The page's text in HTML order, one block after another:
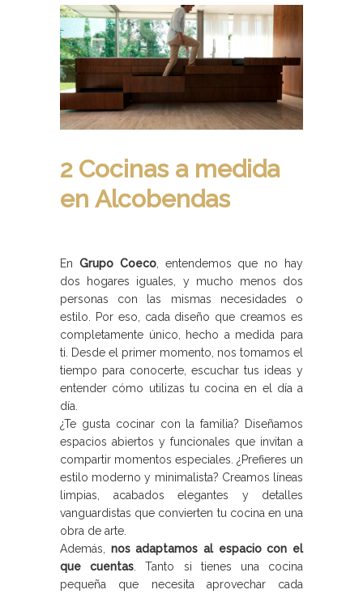
2 Cocinas a medida
en Alcobendas
En Grupo Coeco, entendemos que no hay
dos hogares iguales, y mucho menos dos
personas con las mismas necesidades o
estilo. Por eso, cada diseño que creamos es
completamente único, hecho a medida para
ti. Desde el primer momento, nos tomamos el
tiempo para conocerte, escuchar tus ideas y
entender cómo utilizas tu cocina en el día a
día.
¿Te gusta cocinar con la familia? Diseñamos
espacios abiertos y funcionales que invitan a
compartir momentos especiales. ¿Prefieres un
estilo moderno y minimalista? Creamos líneas
limpias, acabados elegantes y detalles
vanguardistas que convierten tu cocina en una
obra de arte.
Además, nos adaptamos al espacio con el
que cuentas . Tanto si tienes una cocina
pequeña que necesita aprovechar cada